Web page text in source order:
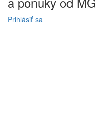
Prihlásiť sa